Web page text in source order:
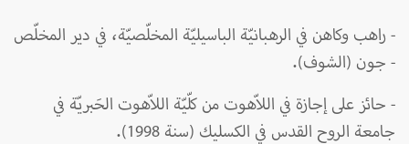
- راهب وكاهن في الرهبانيّة الباسيليّة المخلّصيّة، في دير المخلّص
- جون (الشوف).
- حائز على إجازة في اللاّهوت من كلّيّة اللاّهوت الحَبريّة في
جامعة الروح القدس في الكسليك (سنة 1998).